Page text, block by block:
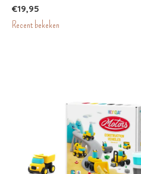
€19,95
Recent bekeken